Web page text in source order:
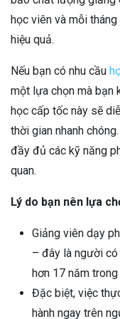
học viên và mỗi
hiệu quả.
Nếu bạn có nhu cầu
một lựa chọn mà bạn
học cấp tốc này sẽ
thời gian nhanh
đầy đủ các kỹ năng
quan.
Lý do bạn nên lựa
Giảng viên dạy
– đây là người
hơn 17 năm
Đặc biệt, việc
hành ngay trên